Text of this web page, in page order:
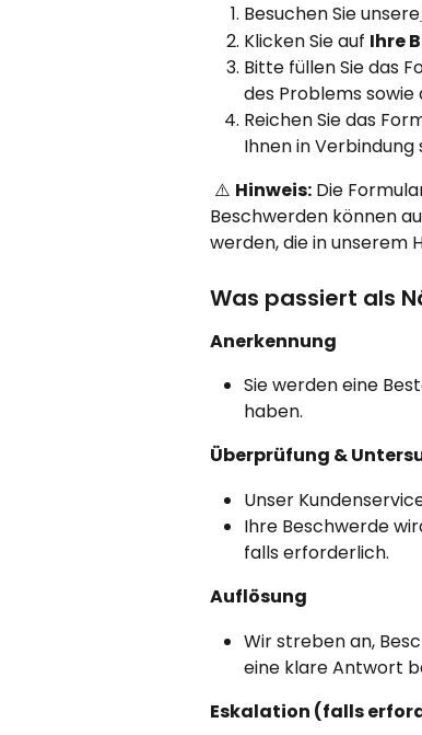
Besuchen Sie unsere
Klicken Sie auf Ihre
Bitte füllen Sie das
des Problems
Reichen Sie das
Ihnen in Verbindung
⚠️ Hinweis: Die
Beschwerden können
werden, die in unserem
Was passiert als
Anerkennung
Sie werden eine
haben.
Überprüfung &
Unser
Ihre Beschwerde
falls erforderlich.
Auflösung
Wir streben an,
eine klare Antwort
Eskalation (falls